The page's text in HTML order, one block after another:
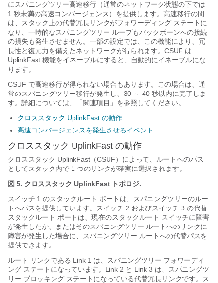
にスパニングツリー高速移行（通常のネットワーク状態の下では
1 秒未満の高速コンバージェンス）を提供します。高速移行の間
は、スタック上の代替冗長リンクがフォワーディング ステートに
なり、一時的なスパニングツリー ループもバックボーンへの接続
の損失も発生させません。一部の設定では、この機能により、冗
長性と復元力を備えたネットワークが得られます。CSUF は
UplinkFast 機能をイネーブルにすると、自動的にイネーブルにな
ります。
CSUF で高速移行が得られない場合もあります。この場合は、通
常のスパニングツリー移行が発生し、30 ～ 40 秒以内に完了しま
す。詳細については、「関連項目」を参照してください。
クロススタック UplinkFast の動作
高速コンバージェンスを発生させるイベント
クロススタック UplinkFast の動作
クロススタック UplinkFast（CSUF）によって、ルートへのパス
としてスタック内で 1 つのリンクが確実に選択されます。
図 5. クロススタック UplinkFast トポロジ.
スイッチ 1 のスタックルート ポートは、スパニングツリーのルー
トへパスを提供しています。スイッチ 2 およびスイッチ 3 の代替
スタックルート ポートは、現在のスタックルート スイッチに障害
が発生したか、またはそのスパニングツリー ルートへのリンクに
障害が発生した場合に、スパニングツリー ルートへの代替パスを
提供できます。
ルート リンクである Link 1 は、スパニングツリー フォワーディ
ング ステートになっています。Link 2 と Link 3 は、スパニングツ
リー ブロッキング ステートになっている代替冗長リンクです。ス